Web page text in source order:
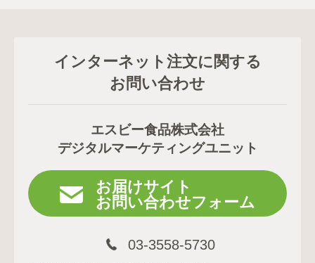
インターネット注文に関する
お問い合わせ
エスビー食品株式会社
デジタルマーケティングユニット
お届けサイト
お問い合わせフォーム
03-3558-5730